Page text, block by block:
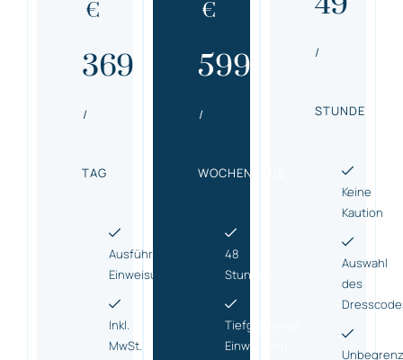
€
369
/
TAG
Ausführliche
Einweisung
Inkl.
MwSt.
€
599
/
WOCHENENDE
48
Stunden
Tiefgreifende
Einweisung
/
STUNDE
Keine
Kaution
Auswahl
des